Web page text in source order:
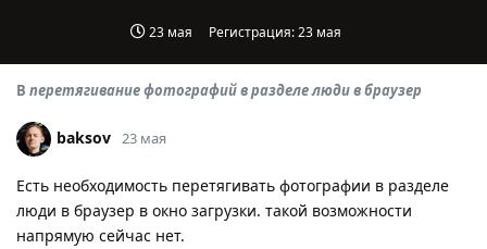
23 мая Регистрация:23 мая
В перетягивание фотографий в разделе люди в браузер
baksov 23 мая
Есть необходимость перетягивать фотографии в разделе
люди в браузер в окно загрузки. такой возможности
напрямую сейчас нет.